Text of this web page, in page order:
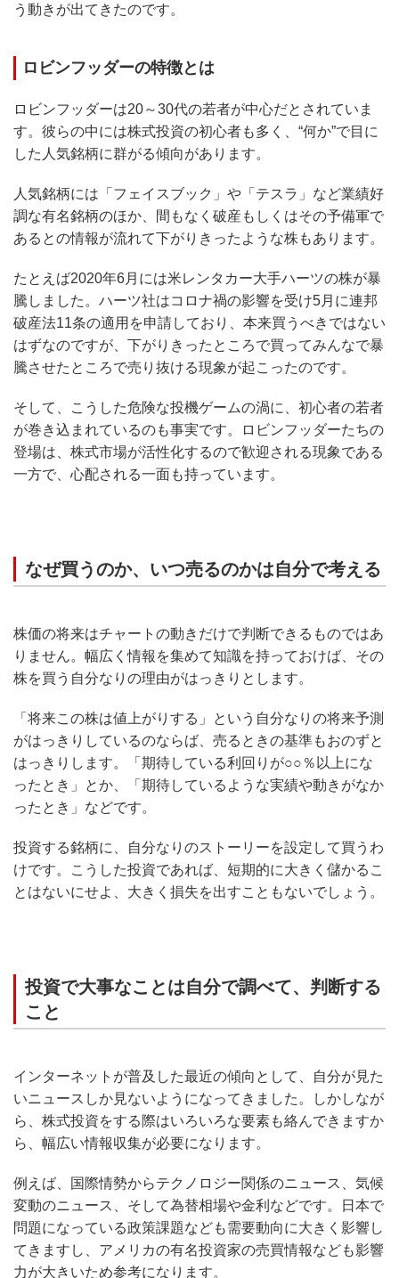
う動きが出てきたのです。
ロビンフッダーの特徴とは
ロビンフッダーは20～30代の若者が中心だとされていま
す。彼らの中には株式投資の初心者も多く、“何か”で目に
した人気銘柄に群がる傾向があります。
人気銘柄には「フェイスブック」や「テスラ」など業績好
調な有名銘柄のほか、間もなく破産もしくはその予備軍で
あるとの情報が流れて下がりきったような株もあります。
たとえば2020年6月には米レンタカー大手ハーツの株が暴
騰しました。ハーツ社はコロナ禍の影響を受け5月に連邦
破産法11条の適用を申請しており、本来買うべきではない
はずなのですが、下がりきったところで買ってみんなで暴
騰させたところで売り抜ける現象が起こったのです。
そして、こうした危険な投機ゲームの渦に、初心者の若者
が巻き込まれているのも事実です。ロビンフッダーたちの
登場は、株式市場が活性化するので歓迎される現象である
一方で、心配される一面も持っています。
なぜ買うのか、いつ売るのかは自分で考える
株価の将来はチャートの動きだけで判断できるものではあ
りません。幅広く情報を集めて知識を持っておけば、その
株を買う自分なりの理由がはっきりとします。
「将来この株は値上がりする」という自分なりの将来予測
がはっきりしているのならば、売るときの基準もおのずと
はっきりします。「期待している利回りが○○％以上にな
ったとき」とか、「期待しているような実績や動きがなか
ったとき」などです。
投資する銘柄に、自分なりのストーリーを設定して買うわ
けです。こうした投資であれば、短期的に大きく儲かるこ
とはないにせよ、大きく損失を出すこともないでしょう。
投資で大事なことは自分で調べて、判断する
こと
インターネットが普及した最近の傾向として、自分が見た
いニュースしか見ないようになってきました。しかしなが
ら、株式投資をする際はいろいろな要素も絡んできますか
ら、幅広い情報収集が必要になります。
例えば、国際情勢からテクノロジー関係のニュース、気候
変動のニュース、そして為替相場や金利などです。日本で
問題になっている政策課題なども需要動向に大きく影響し
てきますし、アメリカの有名投資家の売買情報なども影響
力が大きいため参考になります。